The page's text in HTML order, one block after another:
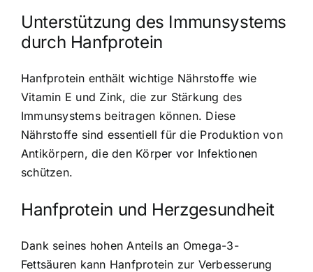
Unterstützung des Immunsystems
durch Hanfprotein
Hanfprotein enthält wichtige Nährstoffe wie
Vitamin E und Zink, die zur Stärkung des
Immunsystems beitragen können. Diese
Nährstoffe sind essentiell für die Produktion von
Antikörpern, die den Körper vor Infektionen
schützen.
Hanfprotein und Herzgesundheit
Dank seines hohen Anteils an Omega-3-
Fettsäuren kann Hanfprotein zur Verbesserung